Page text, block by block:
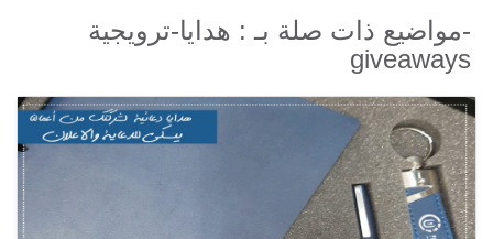
مواضيع ذات صلة بـ : هدايا-ترويجية-
giveaways